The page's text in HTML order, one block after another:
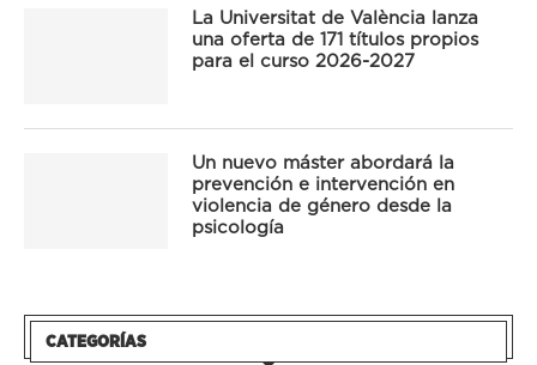
La Universitat de València lanza
una oferta de 171 títulos propios
para el curso 2026-2027
Un nuevo máster abordará la
prevención e intervención en
violencia de género desde la
psicología
CATEGORÍAS